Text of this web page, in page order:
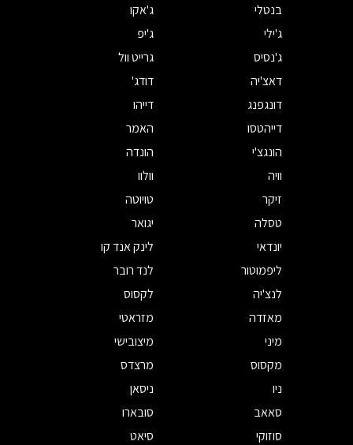
בנטלי
ג'אקו
ג'ילי
ג'יפ
ג'נסיס
גרייט וול
דאצ'יה
דודג'
דונגפנג
דייהו
דייהטסו
האמר
הונגצ'י
הונדה
וויה
וולוו
זיקר
טויוטה
טסלה
יגואר
יונדאי
לינק אנד קו
ליפמוטור
לנד רובר
לנצ'יה
לקסוס
מאזדה
מזראטי
מיני
מיצובישי
מקסוס
מרצדס
ניו
ניסאן
סאאב
סובארו
סוזוקי
סיאט